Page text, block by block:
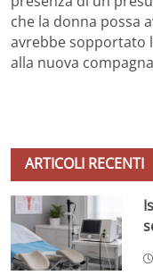
che la donna possa
avrebbe sopportato
alla nuova
ARTICOLI RECENTI